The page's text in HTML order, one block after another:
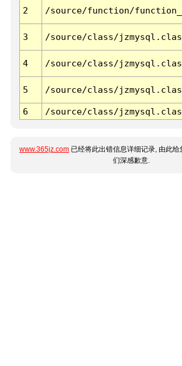
2 /source/function/
3 /source/class/
4 /source/class/
5 /source/class/
6 /source/class/
www.365jz.com 已经将此出错信息详细记录, 由此
们深感歉意.